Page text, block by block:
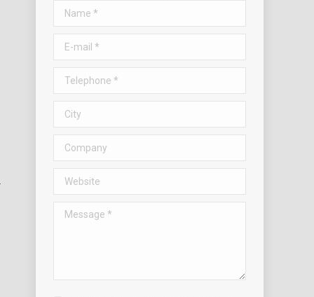
Name *
E-mail *
Telephone *
City
Company
Website
Message *